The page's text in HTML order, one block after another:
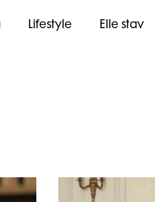
Lifestyle Elle stav